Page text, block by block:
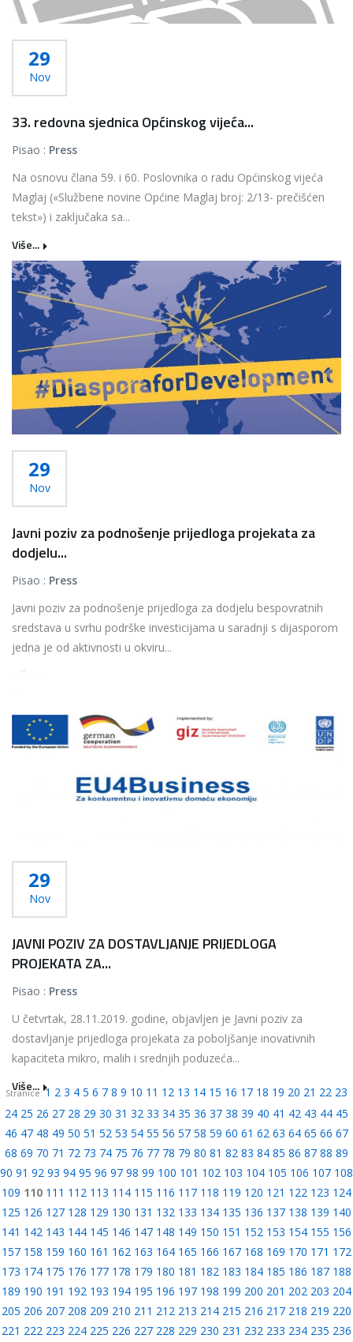
29
Nov
33. redovna sjednica Općinskog vijeća...
Pisao : Press
Na osnovu člana 59. i 60. Poslovnika o radu Općinskog vijeća
Maglaj («Službene novine Općine Maglaj broj: 2/13- prečišćen
tekst») i zaključaka sa...
Više...
29
Nov
Javni poziv za podnošenje prijedloga projekata za
dodjelu...
Pisao : Press
Javni poziv za podnošenje prijedloga za dodjelu bespovratnih
sredstava u svrhu podrške investicijama u saradnji s dijasporom
jedna je od aktivnosti u okviru...
Više...
29
Nov
JAVNI POZIV ZA DOSTAVLJANJE PRIJEDLOGA
PROJEKATA ZA...
Pisao : Press
U četvrtak, 28.11.2019. godine, objavljen je Javni poziv za
dostavljanje prijedloga projekata za poboljšanje inovativnih
kapaciteta mikro, malih i srednjih poduzeća...
Više...
Stranice:1 2 3 4 5 6 7 8 9 10 11 12 13 14 15 16 17 18 19 20 21 22 23
24 25 26 27 28 29 30 31 32 33 34 35 36 37 38 39 40 41 42 43 44 45
46 47 48 49 50 51 52 53 54 55 56 57 58 59 60 61 62 63 64 65 66 67
68 69 70 71 72 73 74 75 76 77 78 79 80 81 82 83 84 85 86 87 88 89
90 91 92 93 94 95 96 97 98 99 100 101 102 103 104 105 106 107 108
109 110 111 112 113 114 115 116 117 118 119 120 121 122 123 124
125 126 127 128 129 130 131 132 133 134 135 136 137 138 139 140
141 142 143 144 145 146 147 148 149 150 151 152 153 154 155 156
157 158 159 160 161 162 163 164 165 166 167 168 169 170 171 172
173 174 175 176 177 178 179 180 181 182 183 184 185 186 187 188
189 190 191 192 193 194 195 196 197 198 199 200 201 202 203 204
205 206 207 208 209 210 211 212 213 214 215 216 217 218 219 220
221 222 223 224 225 226 227 228 229 230 231 232 233 234 235 236